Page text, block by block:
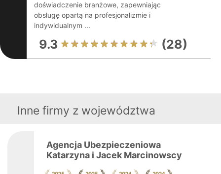
doświadczenie branżowe, zapewniając
obsługę opartą na profesjonalizmie i
indywidualnym ...
9.3 (28)
Inne firmy z województwa
Agencja Ubezpieczeniowa
Katarzyna i Jacek Marcinowscy